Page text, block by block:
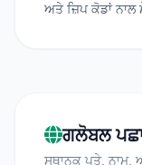
ਅਤੇ ਜ਼ਿਪ ਕੋਡਾਂ ਨਾਲ
ਗਲੋਬਲ
ਸਥਾਨਕ ਪਤੇ,